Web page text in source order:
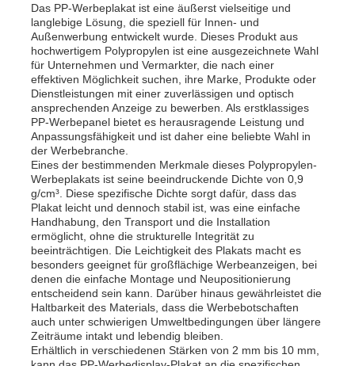
Das PP-Werbeplakat ist eine äußerst vielseitige und
langlebige Lösung, die speziell für Innen- und
Außenwerbung entwickelt wurde. Dieses Produkt aus
hochwertigem Polypropylen ist eine ausgezeichnete Wahl
für Unternehmen und Vermarkter, die nach einer
effektiven Möglichkeit suchen, ihre Marke, Produkte oder
Dienstleistungen mit einer zuverlässigen und optisch
ansprechenden Anzeige zu bewerben. Als erstklassiges
PP-Werbepanel bietet es herausragende Leistung und
Anpassungsfähigkeit und ist daher eine beliebte Wahl in
der Werbebranche.
Eines der bestimmenden Merkmale dieses Polypropylen-
Werbeplakats ist seine beeindruckende Dichte von 0,9
g/cm³. Diese spezifische Dichte sorgt dafür, dass das
Plakat leicht und dennoch stabil ist, was eine einfache
Handhabung, den Transport und die Installation
ermöglicht, ohne die strukturelle Integrität zu
beeinträchtigen. Die Leichtigkeit des Plakats macht es
besonders geeignet für großflächige Werbeanzeigen, bei
denen die einfache Montage und Neupositionierung
entscheidend sein kann. Darüber hinaus gewährleistet die
Haltbarkeit des Materials, dass die Werbebotschaften
auch unter schwierigen Umweltbedingungen über längere
Zeiträume intakt und lebendig bleiben.
Erhältlich in verschiedenen Stärken von 2 mm bis 10 mm,